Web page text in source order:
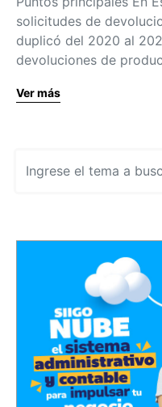
solicitudes de
duplicó del 2020 al
devoluciones de
Ver más